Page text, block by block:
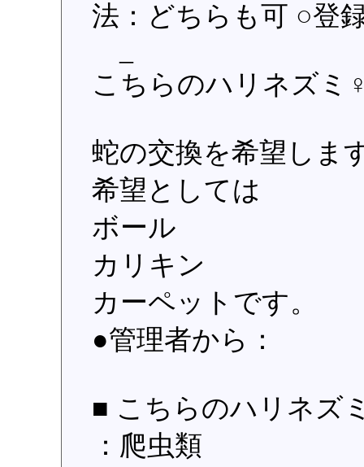
法：どちらも可 ○登
こちらのハリネズミ
蛇の交換を希望しま
希望としては
ボール
カリキン
カーペットです。
●管理者から：
■ こちらのハリネズ
：爬虫類